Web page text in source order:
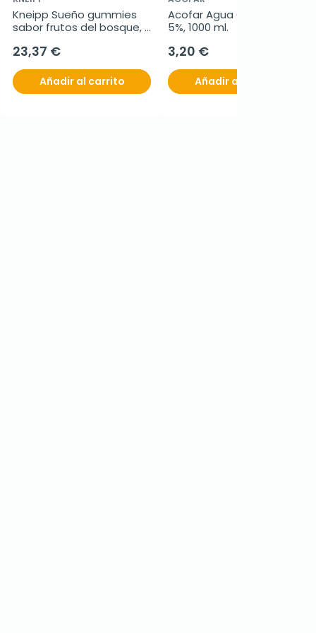
Kneipp Sueño gummies
sabor frutos del bosque,
23,37 €
Añadir al carrito
Acofar Agua Oxigenada
5%, 1000 ml.
3,20 €
Añadir al carrito